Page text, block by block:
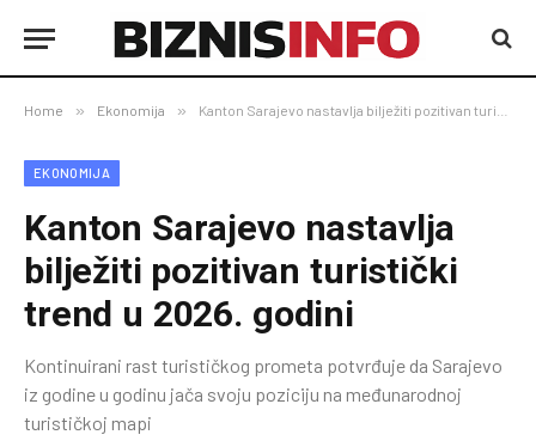
Home » Ekonomija » Kanton Sarajevo nastavlja bilježiti pozitivan turistički trend u 2026. godini
EKONOMIJA
Kanton Sarajevo nastavlja
bilježiti pozitivan turistički
trend u 2026. godini
Kontinuirani rast turističkog prometa potvrđuje da Sarajevo
iz godine u godinu jača svoju poziciju na međunarodnoj
turističkoj mapi